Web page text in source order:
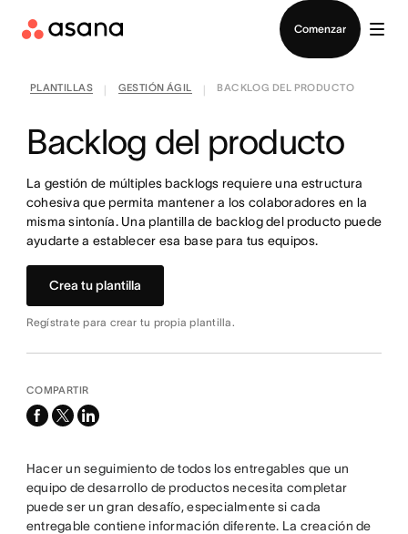
Comenzar
PLANTILLAS GESTIÓN ÁGIL BACKLOG DEL PRODUCTO
Backlog del producto
La gestión de múltiples backlogs requiere una estructura
cohesiva que permita mantener a los colaboradores en la
misma sintonía. Una plantilla de backlog del producto puede
ayudarte a establecer esa base para tus equipos.
Crea tu plantilla
Regístrate para crear tu propia plantilla.
COMPARTIR
facebook
x-
linkedin
Hacer un seguimiento de todos los entregables que un
equipo de desarrollo de productos necesita completar
puede ser un gran desafío, especialmente si cada
entregable contiene información diferente. La creación de